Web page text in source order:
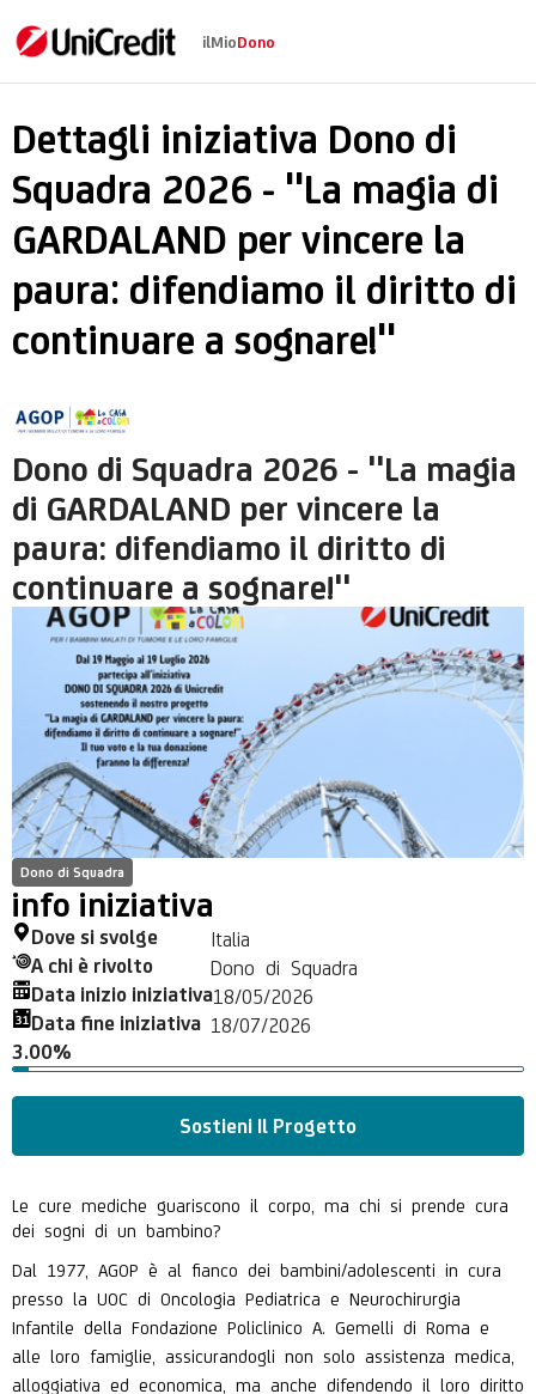
Dono di Squadra
ilMioDono
Dettagli iniziativa Dono di
Squadra 2026 - "La magia di
GARDALAND per vincere la
paura: difendiamo il diritto di
continuare a sognare!"
Dono di Squadra 2026 - "La magia
di GARDALAND per vincere la
paura: difendiamo il diritto di
continuare a sognare!"
Dono di Squadra
info iniziativa
Dove si svolge Italia
A chi è rivolto Dono di Squadra
Data inizio iniziativa18/05/2026
Data fine iniziativa 18/07/2026
3.00%
Sostieni Il Progetto
Le cure mediche guariscono il corpo, ma chi si prende cura
dei sogni di un bambino?
Dal 1977, AGOP è al fianco dei bambini/adolescenti in cura
presso la UOC di Oncologia Pediatrica e Neurochirurgia
Infantile della Fondazione Policlinico A. Gemelli di Roma e
alle loro famiglie, assicurandogli non solo assistenza medica,
alloggiativa ed economica, ma anche difendendo il loro diritto